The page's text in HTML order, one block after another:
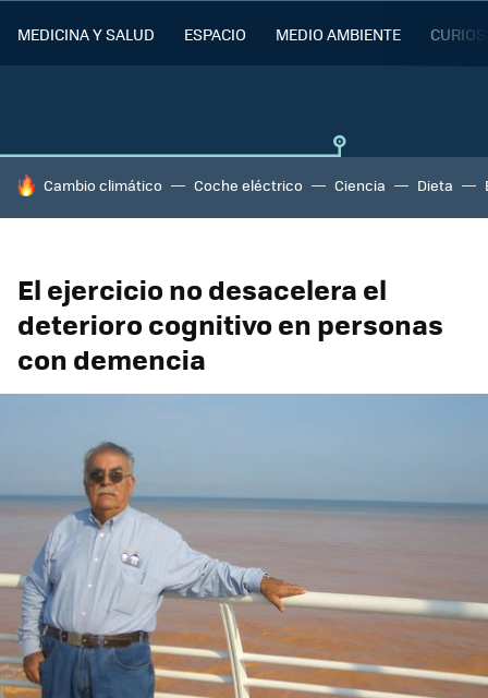
MEDICINA Y SALUD ESPACIO MEDIO AMBIENTE
HOY SE HABLA DE
Cambio climático Coche eléctrico Ciencia Dieta
El ejercicio no desacelera el
deterioro cognitivo en personas
con demencia